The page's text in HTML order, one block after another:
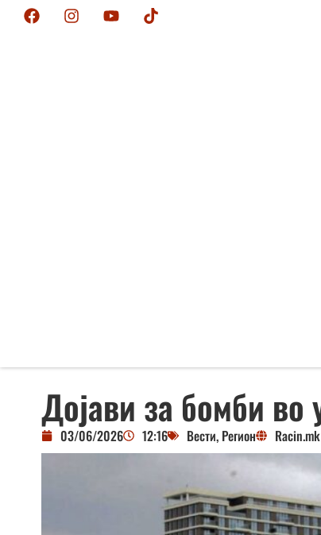
Дојави за бомби во
03/06/2026 12:16 Вести, Регион Racin.mk